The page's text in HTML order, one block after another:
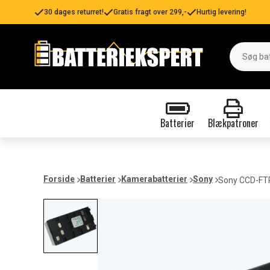
30 dages returret! Gratis fragt over 299,- Hurtig levering!
Batterier Blækpatroner
Forside Batterier Kamerabatterier Sony Sony CCD-